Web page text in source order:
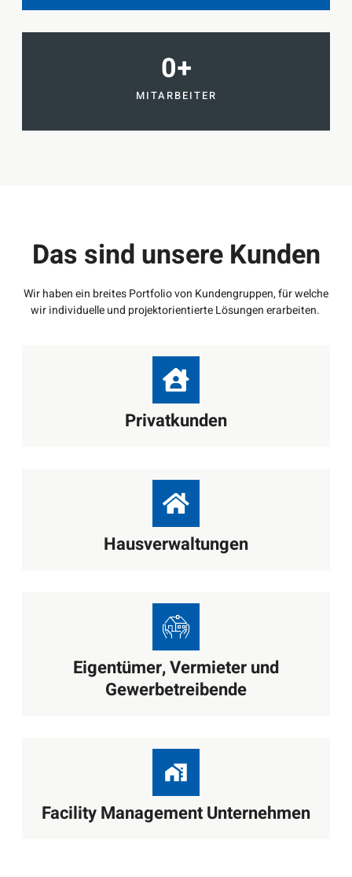
MITARBEITER
0+
Das sind unsere Kunden
Wir haben ein breites Portfolio von Kundengruppen, für welche
wir individuelle und projektorientierte Lösungen erarbeiten.
Privatkunden
Hausverwaltungen
Eigentümer, Vermieter und
Gewerbetreibende
Facility Management Unternehmen